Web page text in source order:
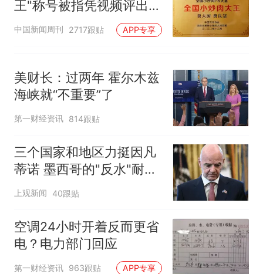
王"称号被指凭视频评出
官方回应
中国新闻周刊 2717跟贴 APP专享
美财长：过两年 霍尔木兹
海峡就“不重要”了
第一财经资讯 814跟贴
三个国家和地区力挺因凡
蒂诺 墨西哥的"反水"耐人
寻味
上观新闻 40跟贴
空调24小时开着反而更省
电？电力部门回应
第一财经资讯 963跟贴 APP专享